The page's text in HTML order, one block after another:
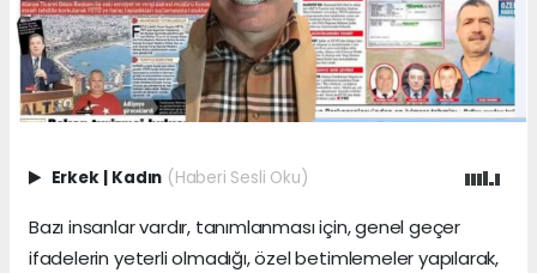
Erkek Kadın (Haberi Sesli Oku)
Bazı insanlar vardır, tanımlanması için, genel geçer
ifadelerin yeterli olmadığı, özel betimlemeler yapılarak,